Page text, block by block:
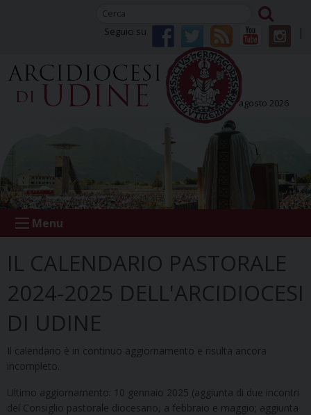
Seguici su
venerdì 07 agosto 2026
Menu
IL CALENDARIO PASTORALE
2024-2025 DELL'ARCIDIOCESI
DI UDINE
Il calendario è in continuo aggiornamento e risulta ancora
incompleto.
Ultimo aggiornamento: 10 gennaio 2025 (aggiunta di due incontri
del Consiglio pastorale diocesano, a febbraio e maggio; aggiunta